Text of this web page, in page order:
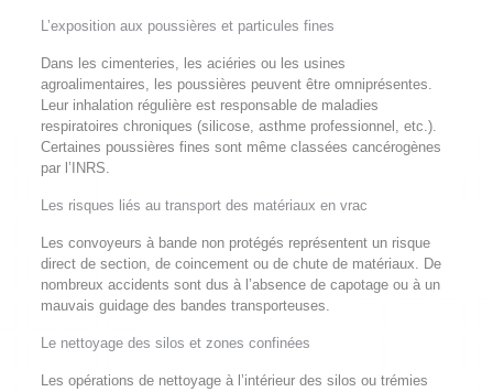
L’exposition aux poussières et particules fines
Dans les cimenteries, les aciéries ou les usines
agroalimentaires, les poussières peuvent être omniprésentes.
Leur inhalation régulière est responsable de maladies
respiratoires chroniques (silicose, asthme professionnel, etc.).
Certaines poussières fines sont même classées cancérogènes
par l’INRS.
Les risques liés au transport des matériaux en vrac
Les convoyeurs à bande non protégés représentent un risque
direct de section, de coincement ou de chute de matériaux. De
nombreux accidents sont dus à l’absence de capotage ou à un
mauvais guidage des bandes transporteuses.
Le nettoyage des silos et zones confinées
Les opérations de nettoyage à l’intérieur des silos ou trémies